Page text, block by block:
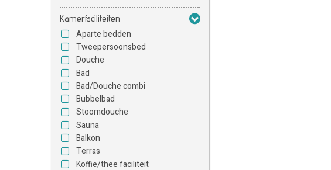
Kamerfaciliteiten
Aparte bedden
Tweepersoonsbed
Douche
Bad
Bad/Douche combi
Bubbelbad
Stoomdouche
Sauna
Balkon
Terras
Koffie/thee faciliteit